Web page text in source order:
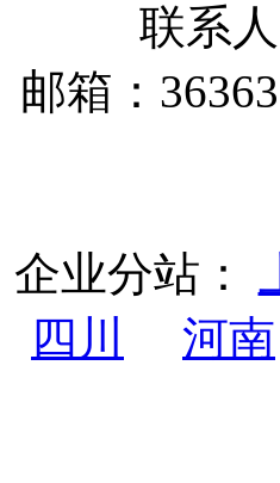
联系
邮箱：
企业分站：
四川
河南